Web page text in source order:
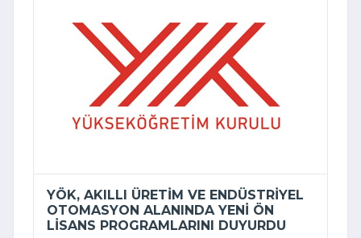
YÖK, AKILLI ÜRETIM VE ENDÜSTRIYEL
OTOMASYON ALANINDA YENI ÖN
LISANS PROGRAMLARINI DUYURDU